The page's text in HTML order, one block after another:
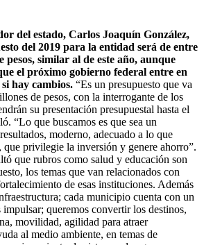
del estado, Carlos Joaquín González,
del 2019 para la entidad será de entre
pesos, similar al de este año, aunque
el próximo gobierno federal entre en
hay cambios. “Es un presupuesto que va
de pesos, con la interrogante de los
su presentación presupuestal hasta el
“Lo que buscamos es que sea un
moderno, adecuado a lo que
privilegie la inversión y genere ahorro”.
que rubros como salud y educación son
los temas que van relacionados con
de esas instituciones. Además
cada municipio cuenta con un
queremos convertir los destinos,
movilidad, agilidad para atraer
al medio ambiente, en temas de